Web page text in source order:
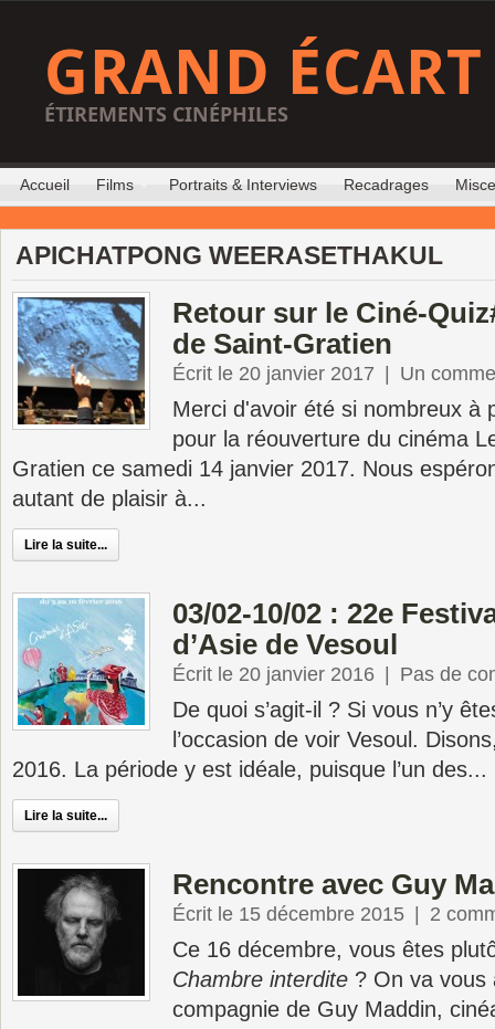
GRAND ÉCART
ÉTIREMENTS CINÉPHILES
Accueil Films Portraits & Interviews Recadrages
APICHATPONG WEERASETHAKUL
Retour sur le Ciné-
de Saint-Gratien
Écrit le 20 janvier 2017 Un
Merci d'avoir été si nombreux à
pour la réouverture du cinéma
Gratien ce samedi 14 janvier 2017. Nous
autant de plaisir à...
Lire la suite...
03/02-10/02 : 22e
d’Asie de Vesoul
Écrit le 20 janvier 2016 Pas de
De quoi s’agit-il ? Si vous n’y
l’occasion de voir Vesoul.
2016. La période y est idéale, puisque l’un des...
Lire la suite...
Rencontre avec Guy
Écrit le 15 décembre 2015 2
Ce 16 décembre, vous êtes
Chambre interdite ? On va vous
compagnie de Guy Maddin,